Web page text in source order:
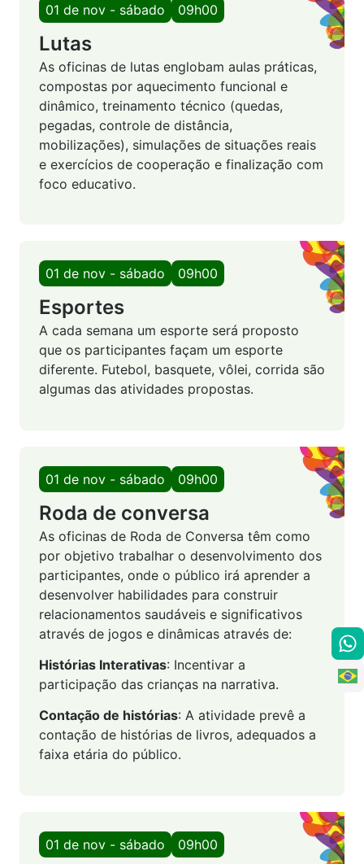
01 de nov - sábado 09h00
Lutas
As oficinas de lutas englobam aulas práticas,
compostas por aquecimento funcional e
dinâmico, treinamento técnico (quedas,
pegadas, controle de distância,
mobilizações), simulações de situações reais
e exercícios de cooperação e finalização com
foco educativo.
01 de nov - sábado 09h00
Esportes
A cada semana um esporte será proposto
que os participantes façam um esporte
diferente. Futebol, basquete, vôlei, corrida são
algumas das atividades propostas.
01 de nov - sábado 09h00
Roda de conversa
As oficinas de Roda de Conversa têm como
por objetivo trabalhar o desenvolvimento dos
participantes, onde o público irá aprender a
desenvolver habilidades para construir
relacionamentos saudáveis e significativos
através de jogos e dinâmicas através de:
Histórias Interativas: Incentivar a
participação das crianças na narrativa.
Contação de histórias: A atividade prevê a
contação de histórias de livros, adequados a
faixa etária do público.
01 de nov - sábado 09h00